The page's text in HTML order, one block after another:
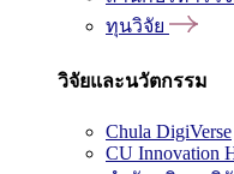
ทุนวิจัย
วิจัยและนวัตกรรม
Chula DigiVerse
CU Innovation